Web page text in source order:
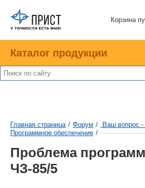
Корзина
Каталог продукции
Главная страница / Форум / Ваш вопрос -
Программное обеспечение /
Проблема
ЧЗ-85/5